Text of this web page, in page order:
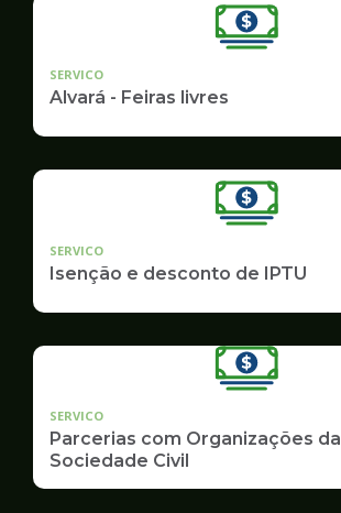
SERVICO
Alvará - Feiras livres
SERVICO
Isenção e desconto de IPTU
SERVICO
Parcerias com Organizações da
Sociedade Civil